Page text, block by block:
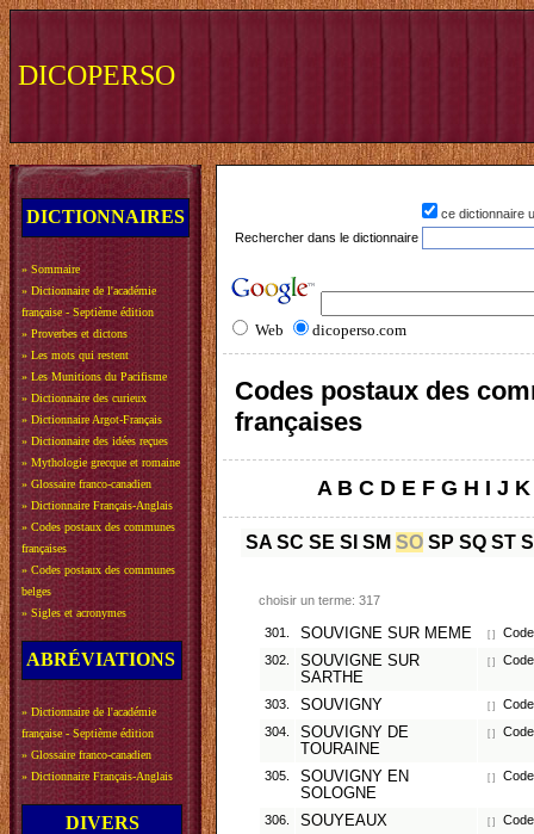
DICOPERSO
DICTIONNAIRES
» Sommaire
» Dictionnaire de l'académie
française - Septième édition
» Proverbes et dictons
» Les mots qui restent
» Les Munitions du Pacifisme
» Dictionnaire des curieux
» Dictionnaire Argot-Français
» Dictionnaire des idées reçues
» Mythologie grecque et romaine
» Glossaire franco-canadien
» Dictionnaire Français-Anglais
» Codes postaux des communes
françaises
» Codes postaux des communes
belges
» Sigles et acronymes
ABRÉVIATIONS
» Dictionnaire de l'académie
française - Septième édition
» Glossaire franco-canadien
» Dictionnaire Français-Anglais
DIVERS
ce dictionnaire
Rechercher dans le dictionnaire
Web dicoperso.com
Codes postaux des
françaises
A B C D E F G H I J K
SA SC SE SI SM SO SP SQ ST
choisir un terme: 317
301. SOUVIGNE SUR MEME [ ]
302.
SOUVIGNE SUR
SARTHE
[ ]
303. SOUVIGNY [ ]
304.
SOUVIGNY DE
TOURAINE
[ ]
305.
SOUVIGNY EN
SOLOGNE
[ ]
306. SOUYEAUX [ ]